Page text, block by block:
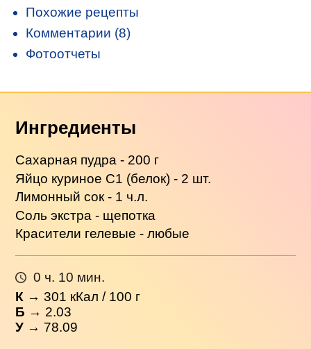
Похожие рецепты
Комментарии (8)
Фотоотчеты
Ингредиенты
Сахарная пудра - 200 г
Яйцо куриное С1 (белок) - 2 шт.
Лимонный сок - 1 ч.л.
Соль экстра - щепотка
Красители гелевые - любые
0 ч. 10 мин.
К →301 кКал / 100 г
Б → 2.03
У → 78.09